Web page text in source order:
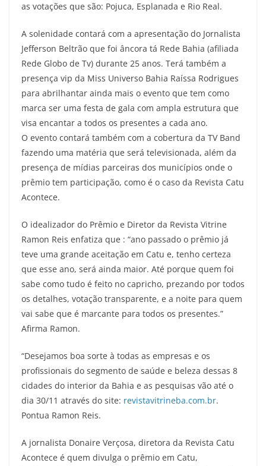
as votações que são: Pojuca, Esplanada e Rio Real.
A solenidade contará com a apresentação do Jornalista
Jefferson Beltrão que foi âncora tá Rede Bahia (afiliada
Rede Globo de Tv) durante 25 anos. Terá também a
presença vip da Miss Universo Bahia Raíssa Rodrigues
para abrilhantar ainda mais o evento que tem como
marca ser uma festa de gala com ampla estrutura que
visa encantar a todos os presentes a cada ano.
O evento contará também com a cobertura da TV Band
fazendo uma matéria que será televisionada, além da
presença de mídias parceiras dos municípios onde o
prêmio tem participação, como é o caso da Revista Catu
Acontece.
O idealizador do Prêmio e Diretor da Revista Vitrine
Ramon Reis enfatiza que : “ano passado o prêmio já
teve uma grande aceitação em Catu e, tenho certeza
que esse ano, será ainda maior. Até porque quem foi
sabe como tudo é feito no capricho, prezando por todos
os detalhes, votação transparente, e a noite para quem
vai sabe que é marcante para todos os presentes.”
Afirma Ramon.
“Desejamos boa sorte à todas as empresas e os
profissionais do segmento de saúde e beleza dessas 8
cidades do interior da Bahia e as pesquisas vão até o
dia 30/11 através do site: revistavitrineba.com.br.
Pontua Ramon Reis.
A jornalista Donaire Verçosa, diretora da Revista Catu
Acontece é quem divulga o prêmio em Catu,